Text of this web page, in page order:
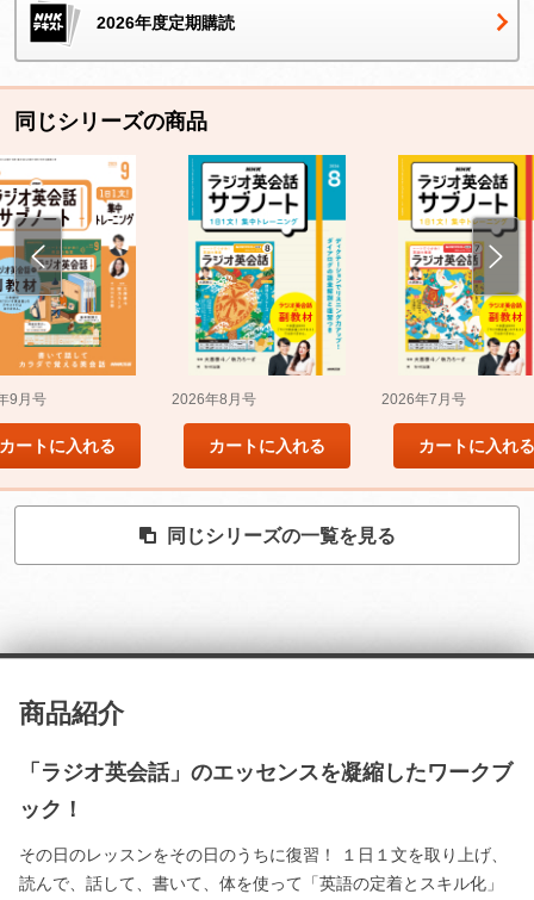
2026年度定期購読
同じシリーズの商品
9月号
カートに入れる
2026年8月号
カートに入れる
2026年7月号
カートに入れる
同じシリーズの一覧を見る
商品紹介
「ラジオ英会話」のエッセンスを凝縮したワークブ
ック！
その日のレッスンをその日のうちに復習！ １日１文を取り上げ、
読んで、話して、書いて、体を使って「英語の定着とスキル化」